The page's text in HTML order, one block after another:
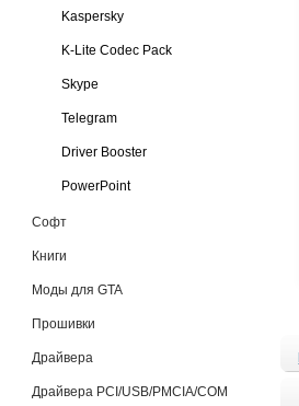
Kaspersky
K-Lite Codec Pack
Skype
Telegram
Driver Booster
PowerPoint
Софт
Книги
Моды для GTA
Прошивки
Драйвера
Драйвера PCI/USB/PMCIA/COM